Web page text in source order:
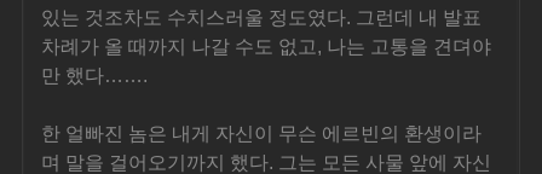
있는 것조차도 수치스러울 정도였다. 그런데 내 발표
차례가 올 때까지 나갈 수도 없고, 나는 고통을 견뎌야
만 했다…….
한 얼빠진 놈은 내게 자신이 무슨 에르빈의 환생이라
며 말을 걸어오기까지 했다. 그는 모든 사물 앞에 자신